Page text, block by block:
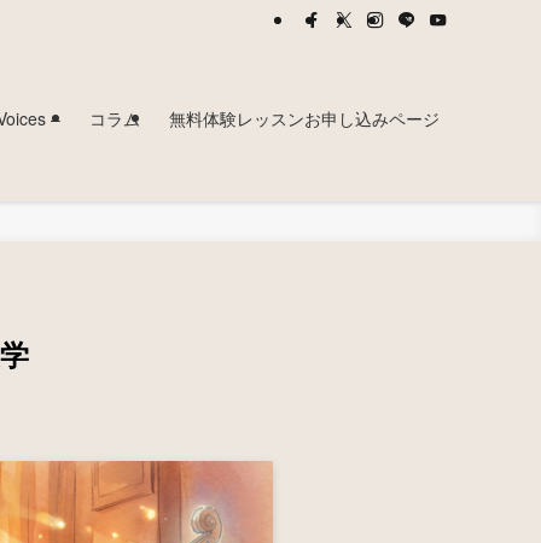
– コラム 無料体験レッスンお申し込みページ